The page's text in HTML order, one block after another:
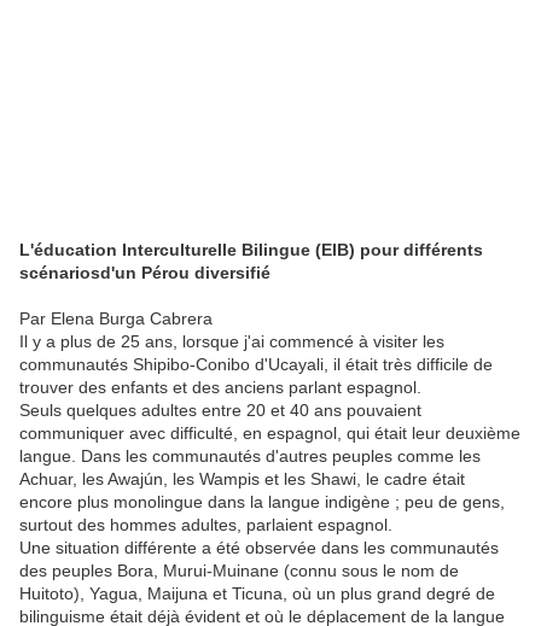
L'éducation Interculturelle Bilingue (EIB) pour différents
scénariosd'un Pérou diversifié
Par Elena Burga Cabrera
Il y a plus de 25 ans, lorsque j'ai commencé à visiter les
communautés Shipibo-Conibo d'Ucayali, il était très difficile de
trouver des enfants et des anciens parlant espagnol.
Seuls quelques adultes entre 20 et 40 ans pouvaient
communiquer avec difficulté, en espagnol, qui était leur deuxième
langue. Dans les communautés d'autres peuples comme les
Achuar, les Awajún, les Wampis et les Shawi, le cadre était
encore plus monolingue dans la langue indigène ; peu de gens,
surtout des hommes adultes, parlaient espagnol.
Une situation différente a été observée dans les communautés
des peuples Bora, Murui-Muinane (connu sous le nom de
Huitoto), Yagua, Maijuna et Ticuna, où un plus grand degré de
bilinguisme était déjà évident et où le déplacement de la langue